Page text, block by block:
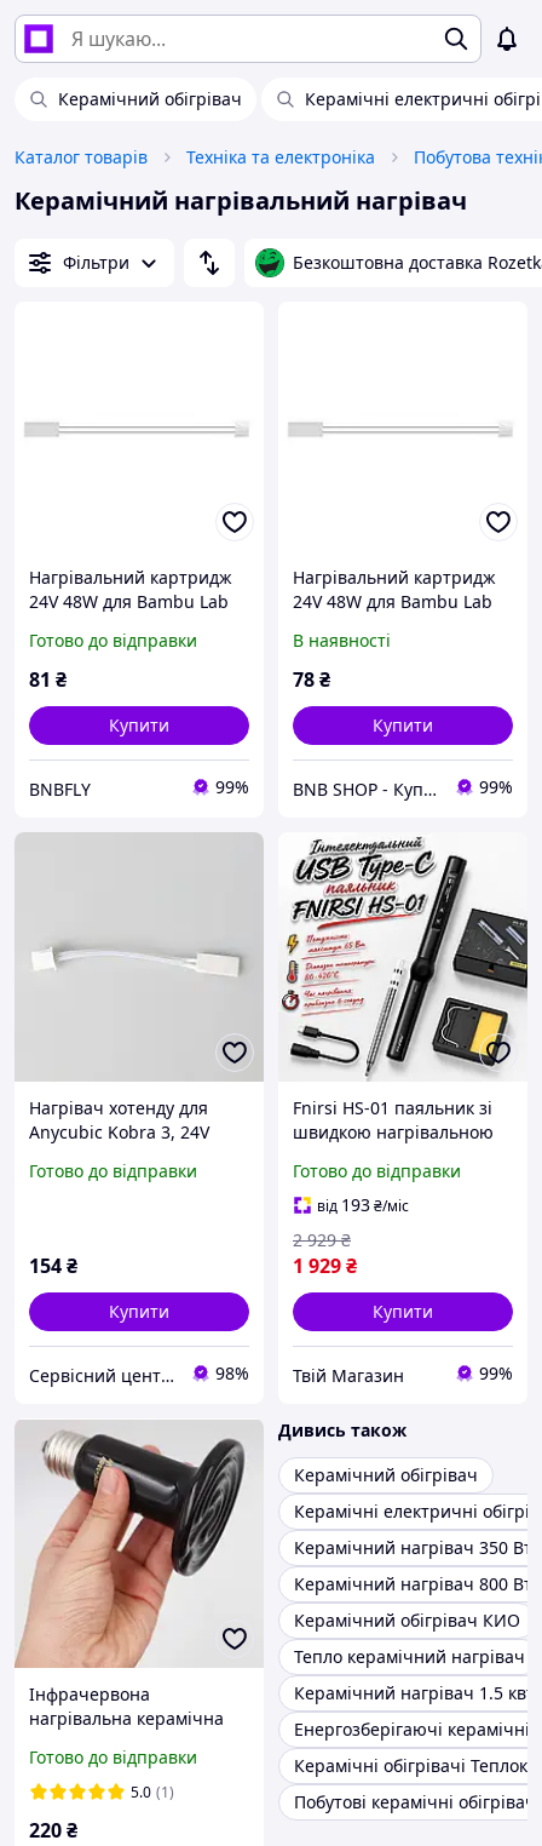
Керамічний обігрівач Керамічні електричні
Каталог товарів Техніка та електроніка Побутова
Керамічний нагрівальний нагрівач
Фільтри Безкоштовна доставка
Нагрівальний картридж
24V 48W для Bambu Lab
нагрівач хотенду 3D
принтера
Готово до відправки
81 ₴
Купити
BNBFLY 99%
Нагрівальний картридж
24V 48W для Bambu Lab
нагрівач хотенду 3D
принтера
В наявності
78₴
Купити
BNB SHOP - Купуй технології – підкорюй висоти! 99%
Нагрівач хотенду для
Anycubic Kobra 3, 24V
нагрівальний
Готово до відправки
154₴
Купити
Сервісний центр Екран 98%
Fnirsi HS-01 паяльник зі
швидкою нагрівальною
нагрівачем, професійні
смарт-паяльники з
дисплеєм65
Готово до відправки
від 193₴/міс
1 929₴
2 929 ₴
Купити
Твій Магазин 99%
Інфрачервона
нагрівальна керамічна
інкубатор для тварин і
рослин 100 W
Готово до відправки
5.0 (1)
220₴
Дивись також
Керамічний обігрівач
Керамічні електричні
Керамічний нагрівач 350 Вт
Керамічний нагрівач 800 Вт
Керамічний обігрівач КИО
Тепло керамічний нагрівач
Керамічний нагрівач 1.5 квт
Енергозберігаючі керамічні
Керамічні обігрівачі
Побутові керамічні обігрівачі